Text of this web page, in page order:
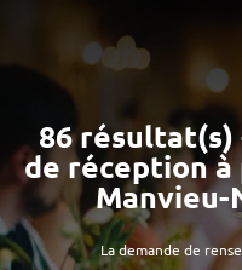
La demande de
86 résultat(s)
de réception
Manvieu-